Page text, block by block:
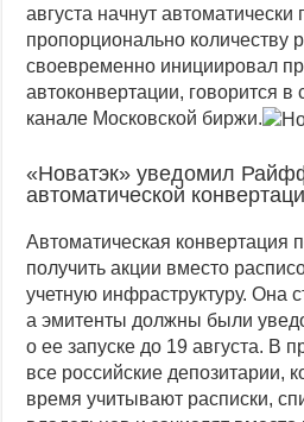
Индекс Мосбиржи, бумаги
августа начнут автоматически
пропорционально количеству
своевременно инициировал
автоконвертации, говорится
канале Московской биржи.
«Новатэк» уведомил
автоматической
Автоматическая конвертация
получить акции вместо
учетную инфраструктуру. Она
а эмитенты должны были
о ее запуске до 19 августа. В
все российские депозитарии,
время учитывают расписки,